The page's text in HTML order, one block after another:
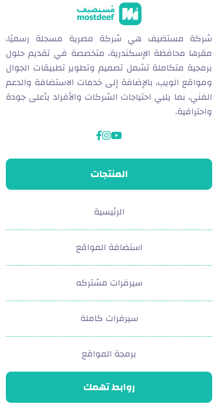
شركة مستضيف هي شركة مصرية مسجلة رسميًا،
مقرها محافظة الإسكندرية، متخصصة في تقديم حلول
برمجية متكاملة تشمل تصميم وتطوير تطبيقات الجوال
ومواقع الويب، بالإضافة إلى خدمات الاستضافة والدعم
الفني، بما يلبي احتياجات الشركات والأفراد بأعلى جودة
واحترافية.
instagram
youtube
المنتجات
الرئيسية
استضافة المواقع
سيرفرات مشتركه
سيرفرات كاملة
برمجة المواقع
روابط تهمك